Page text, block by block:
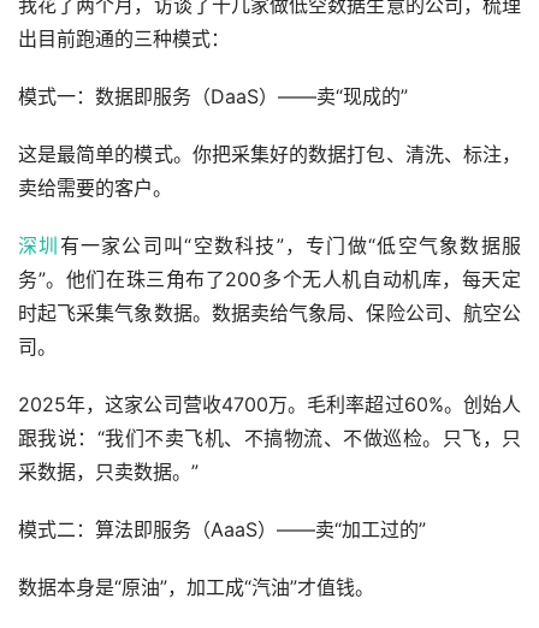
出目前跑通的三种模式：
模式一：数据即服务（DaaS）——卖“现成的”
这是最简单的模式。你把采集好的数据打包、清洗、标注，
卖给需要的客户。
深圳有一家公司叫“空数科技”，专门做“低空气象数据服
务”。他们在珠三角布了200多个无人机自动机库，每天定
时起飞采集气象数据。数据卖给气象局、保险公司、航空公
司。
2025年，这家公司营收4700万。毛利率超过60%。创始人
跟我说：“我们不卖飞机、不搞物流、不做巡检。只飞，只
采数据，只卖数据。”
模式二：算法即服务（AaaS）——卖“加工过的”
数据本身是“原油”，加工成“汽油”才值钱。